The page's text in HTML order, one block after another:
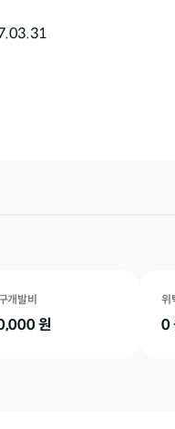
개발비
원
위
0